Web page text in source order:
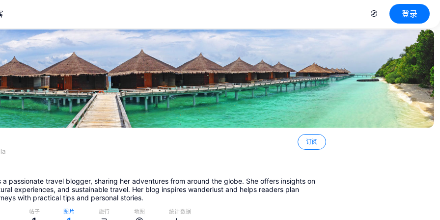
登录
订阅
a passionate travel blogger, sharing her adventures from around the globe. She offers insights on
experiences, and sustainable travel. Her blog inspires wanderlust and helps readers plan
with practical tips and personal stories.
帖子 图片 旅行 地图 统计数据